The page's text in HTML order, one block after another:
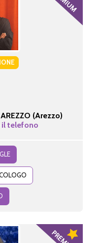
(Arezzo)
il telefono